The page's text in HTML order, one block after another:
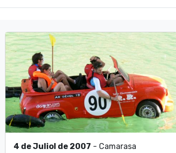
4 de Juliol de 2007 - Camarasa